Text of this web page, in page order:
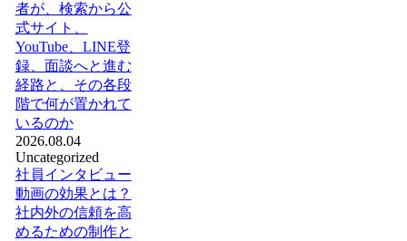
者が、検索から公
式サイト、
YouTube、LINE登
録、面談へと進む
経路と、その各段
階で何が置かれて
いるのか
2026.08.04
Uncategorized
社員インタビュー
動画の効果とは？
社内外の信頼を高
めるための制作と